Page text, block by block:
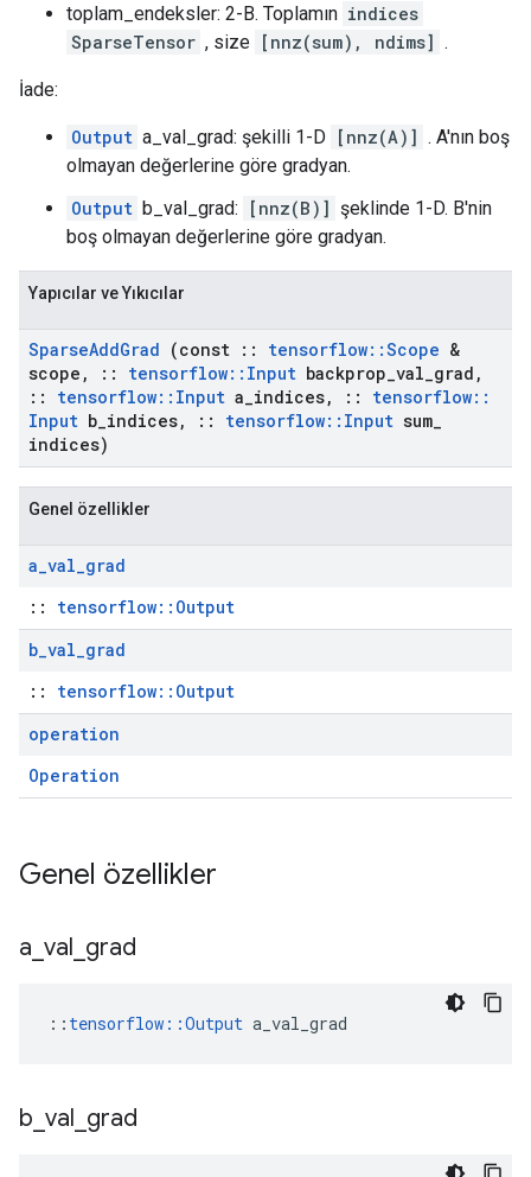
toplam_endeksler: 2-B. Toplamın indices
SparseTensor , size [nnz(sum), ndims] .
İade:
Output a_val_grad: şekilli 1-D [nnz(A)] . A'nın boş
olmayan değerlerine göre gradyan.
Output b_val_grad: [nnz(B)] şeklinde 1-D. B'nin
boş olmayan değerlerine göre gradyan.
Yapıcılar ve Yıkıcılar
SparseAddGrad (const :: tensorflow::Scope &
scope , :: tensorflow:: Input backprop val grad ,
::
tensorflow:: Input a indices, :: tensorflow::
Input b indices, :: tensorflow:: Input sum
indices)
Genel özellikler
a_val_grad
:: tensorflow::Output
b_val_grad
:: tensorflow::Output
operation
Operation
Genel özellikler
a val grad
:: tensorflow::Output a_val_grad
b val grad